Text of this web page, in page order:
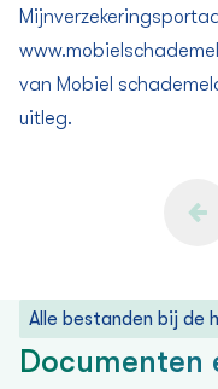
van Mobiel
uitleg.
Alle bestanden bij de
Documenten